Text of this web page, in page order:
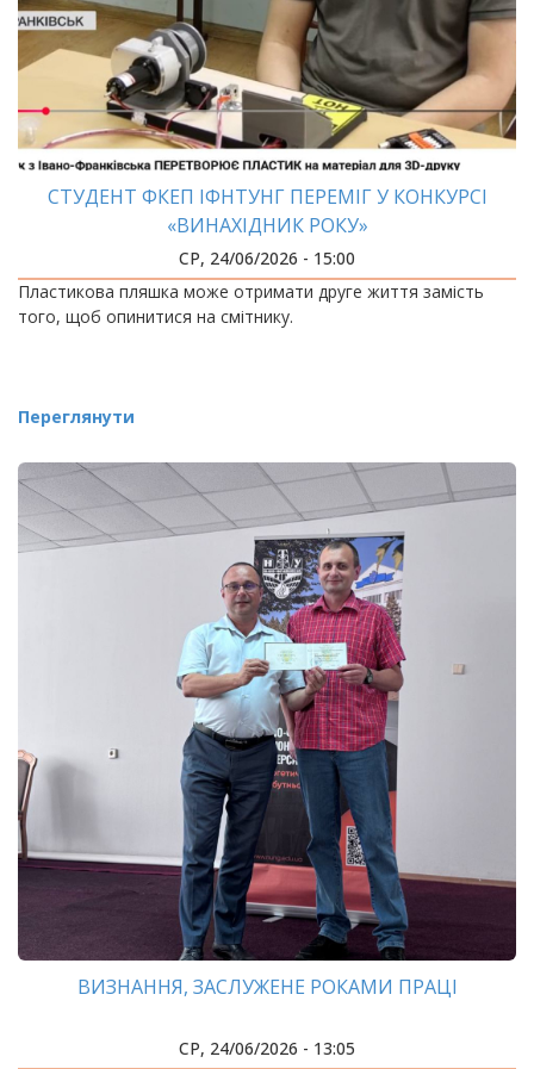
СТУДЕНТ ФКЕП ІФНТУНГ ПЕРЕМІГ У КОНКУРСІ
«ВИНАХІДНИК РОКУ»
СР, 24/06/2026 - 15:00
Пластикова пляшка може отримати друге життя замість
того, щоб опинитися на смітнику.
Переглянути
ВИЗНАННЯ, ЗАСЛУЖЕНЕ РОКАМИ ПРАЦІ
СР, 24/06/2026 - 13:05